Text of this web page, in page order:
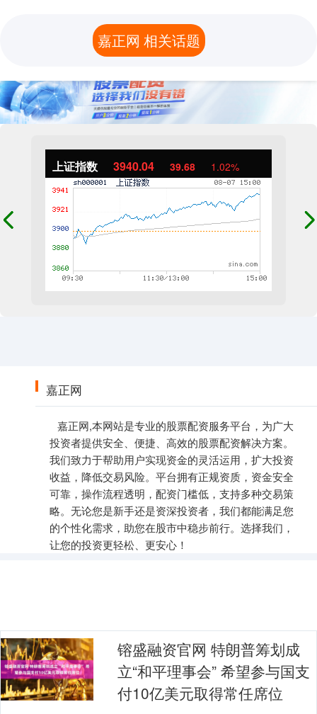
上证指数 3940.04 39.68 1.02%
嘉正网
嘉正网,本网站是专业的股票配资服务平台，为广大
投资者提供安全、便捷、高效的股票配资解决方案。
我们致力于帮助用户实现资金的灵活运用，扩大投资
收益，降低交易风险。平台拥有正规资质，资金安全
可靠，操作流程透明，配资门槛低，支持多种交易策
略。无论您是新手还是资深投资者，我们都能满足您
的个性化需求，助您在股市中稳步前行。选择我们，
让您的投资更轻松、更安心！
嘉正网 相关话题
镕盛融资官网 特朗普筹划成
立“和平理事会” 希望参与国支
付10亿美元取得常任席位